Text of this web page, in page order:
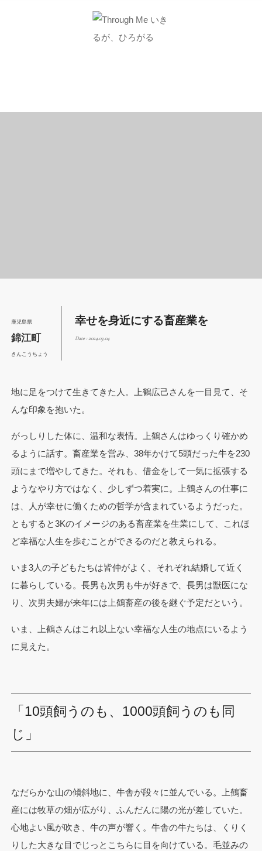
鹿児島県
錦江町
きんこうちょう
幸せを身近にする畜産業を
Date : 2024.03.04
地に足をつけて生きてきた人。上鶴広己さんを一目見て、そ
んな印象を抱いた。
がっしりした体に、温和な表情。上鶴さんはゆっくり確かめ
るように話す。畜産業を営み、38年かけて5頭だった牛を230
頭にまで増やしてきた。それも、借金をして一気に拡張する
ようなやり方ではなく、少しずつ着実に。上鶴さんの仕事に
は、人が幸せに働くための哲学が含まれているようだった。
ともすると3Kのイメージのある畜産業を生業にして、これほ
ど幸福な人生を歩むことができるのだと教えられる。
いま3人の子どもたちは皆仲がよく、それぞれ結婚して近く
に暮らしている。長男も次男も牛が好きで、長男は獣医にな
り、次男夫婦が来年には上鶴畜産の後を継ぐ予定だという。
いま、上鶴さんはこれ以上ない幸福な人生の地点にいるよう
に見えた。
「10頭飼うのも、1000頭飼うのも同
じ」
なだらかな山の傾斜地に、牛舎が段々に並んでいる。上鶴畜
産には牧草の畑が広がり、ふんだんに陽の光が差していた。
心地よい風が吹き、牛の声が響く。牛舎の牛たちは、くりく
りした大きな目でじっとこちらに目を向けている。毛並みの